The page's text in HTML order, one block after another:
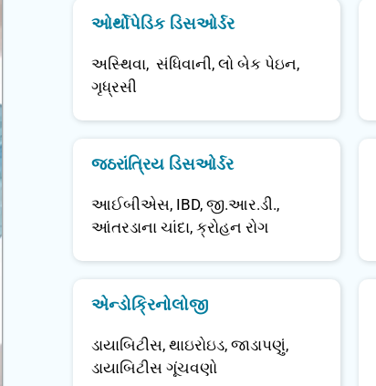
ઓર્થોપેડિક ડિસઓર્ડર
અસ્થિવા, સંધિવાની, લો બેક પેઇન,
ગૃધ્રસી
જઠરાંત્રિય ડિસઓર્ડર
આઈબીએસ, IBD, જી.આર.ડી.,
આંતરડાના ચાંદા, ક્રોહન રોગ
એન્ડોક્રિનોલોજી
ડાયાબિટીસ, થાઇરોઇડ, જાડાપણું,
ડાયાબિટીસ ગૂંચવણો